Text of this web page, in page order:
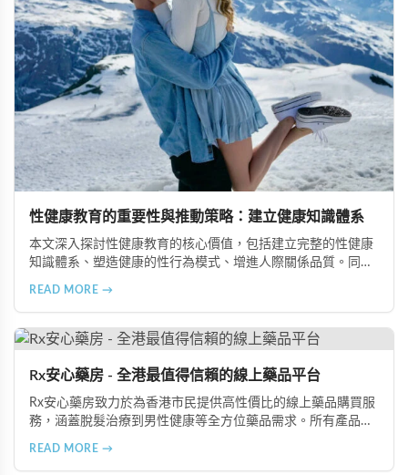
性健康教育的重要性與推動策略：建立健康知識體系
本文深入探討性健康教育的核心價值，包括建立完整的性健康
知識體系、塑造健康的性行為模式、增進人際關係品質。同時
READ MORE →
Rx安心藥房 - 全港最值得信賴的線上藥品平台
Rx安心藥房致力於為香港市民提供高性價比的線上藥品購買服
務，涵蓋脫髮治療到男性健康等全方位藥品需求。所有產品均
READ MORE →